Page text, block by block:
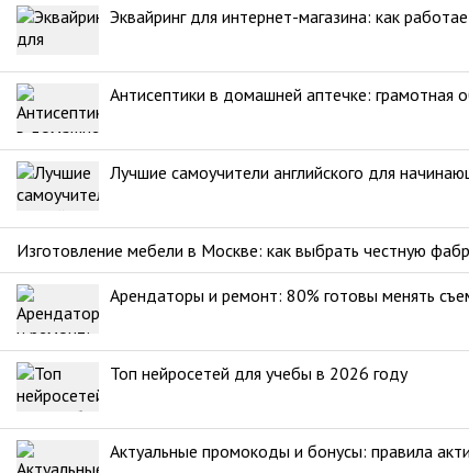
Эквайринг для интернет-магазина: как
Антисептики в домашней аптечке: грамотная
Лучшие самоучители английского для
Изготовление мебели в Москве: как выбрать честную
Арендаторы и ремонт: 80% готовы менять
Топ нейросетей для учебы в 2026 году
Актуальные промокоды и бонусы: правила